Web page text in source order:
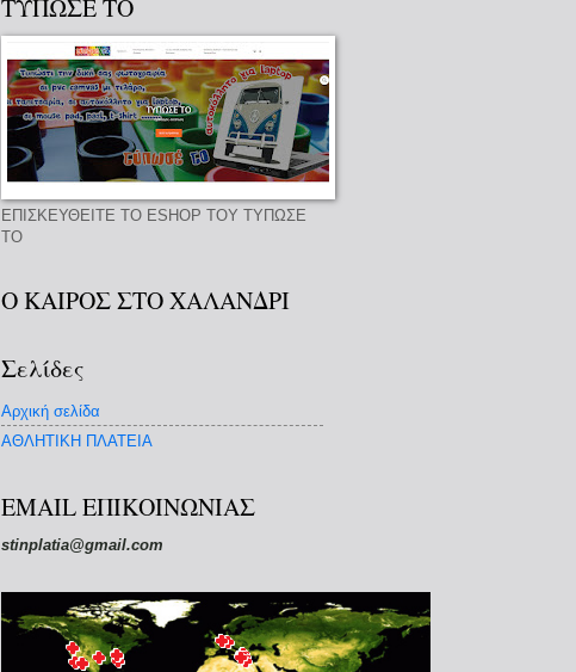
ΤΥΠΩΣΕ ΤΟ
ΕΠΙΣΚΕΥΘΕΙΤΕ ΤΟ ESHOP ΤΟΥ ΤΥΠΩΣΕ
ΤΟ
Ο ΚΑΙΡΟΣ ΣΤΟ ΧΑΛΑΝΔΡΙ
Σελίδες
Αρχική σελίδα
ΑΘΛΗΤΙΚΗ ΠΛΑΤΕΙΑ
EMAIL ΕΠΙΚΟΙΝΩΝΙΑΣ
stinplatia@gmail.com